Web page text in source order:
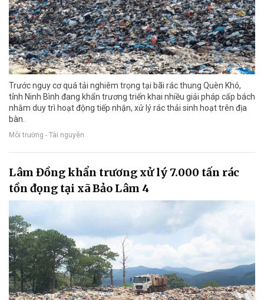
Trước nguy cơ quá tải nghiêm trọng tại bãi rác thung Quèn Khó,
tỉnh Ninh Bình đang khẩn trương triển khai nhiều giải pháp cấp bách
nhằm duy trì hoạt động tiếp nhận, xử lý rác thải sinh hoạt trên địa
bàn.
Môi trường - Tài nguyên
Lâm Đồng khẩn trương xử lý 7.000 tấn rác
tồn đọng tại xã Bảo Lâm 4